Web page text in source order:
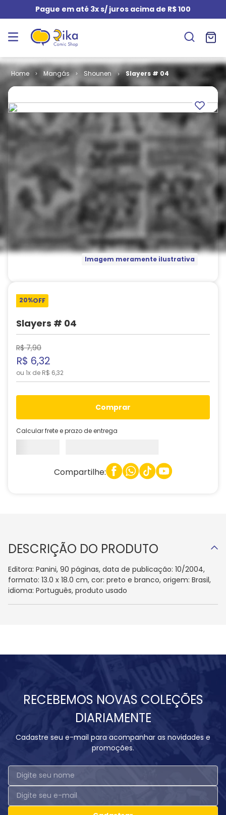
Pague em até 3x s/ juros acima de R$ 100
Mangás Shounen Slayers # 04
Imagem meramente ilustrativa
20%OFF
Slayers # 04
R$ 7,90
R$ 6,32
ou 1x de R$ 6,32
comprar
Calcular frete e prazo de entrega
Compartilhe:
DESCRIÇÃO DO PRODUTO
Editora: Panini, 90 páginas, data de publicação: 10/2004,
formato: 13.0 x 18.0 cm, cor: preto e branco, origem: Brasil,
idioma: Português, produto usado
RECEBEMOS NOVAS COLEÇÕES
DIARIAMENTE
Cadastre seu e-mail para acompanhar as novidades e
promoções.